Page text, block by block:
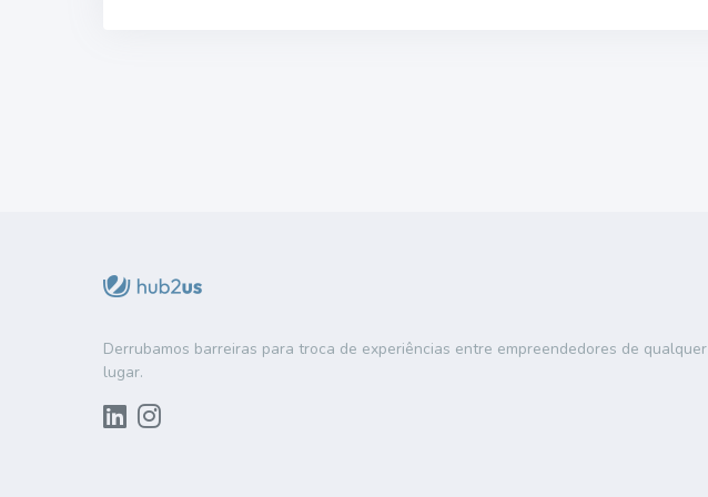
Derrubamos barreiras para troca de experiências entre empreendedores de qualquer
lugar.